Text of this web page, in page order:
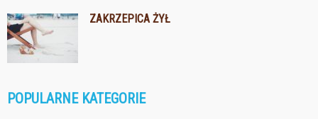
ZAKRZEPICA ŻYŁ
POPULARNE KATEGORIE